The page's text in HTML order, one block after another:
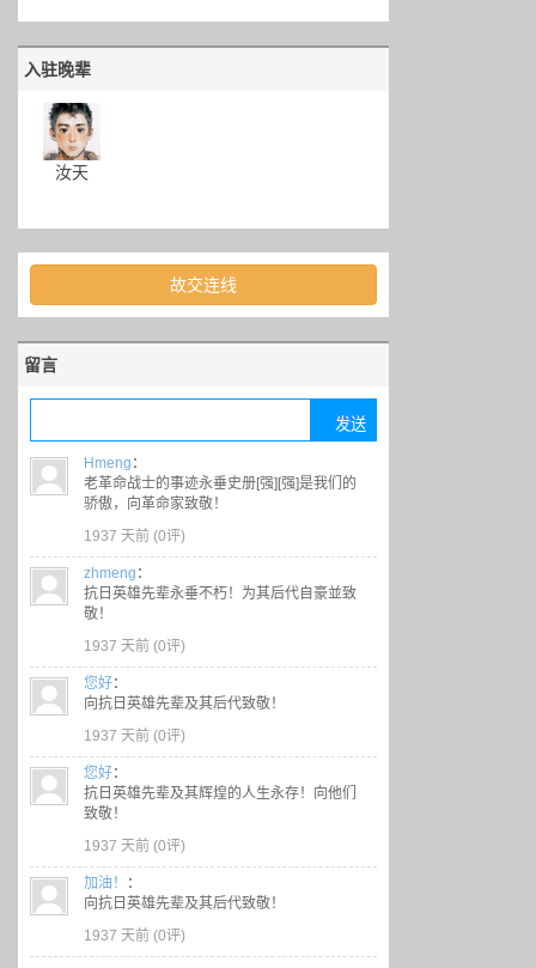
入驻晚辈
汝天
故交连线
留言
Hmeng ：
老革命战士的事迹永垂史册[强][强]是我们的
骄傲，向革命家致敬！
1937 天前 (0评)
zhmeng ：
抗日英雄先辈永垂不朽！为其后代自豪並致
敬！
1937 天前 (0评)
您好：
向抗日英雄先辈及其后代致敬！
1937 天前 (0评)
您好：
抗日英雄先辈及其辉煌的人生永存！向他们
致敬！
1937 天前 (0评)
加油！
：
向抗日英雄先辈及其后代致敬！
1937 天前 (0评)